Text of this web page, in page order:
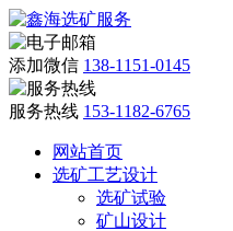
添加微信 138-1151-0145
服务热线 153-1182-6765
网站首页
选矿工艺设计
选矿试验
矿山设计